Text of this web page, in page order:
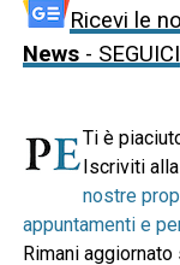
Ricevi le
News- SEGUICI
Ti è
Iscriviti alla
nostre
appuntamenti e
Rimani